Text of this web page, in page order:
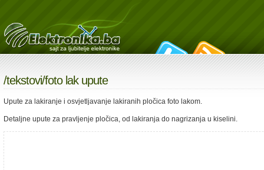
/tekstovi/foto lak upute
Upute za lakiranje i osvjetljavanje lakiranih pločica foto lakom.
Detaljne upute za pravljenje pločica, od lakiranja do nagrizanja u kiselini.